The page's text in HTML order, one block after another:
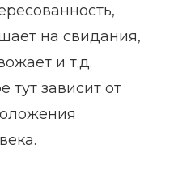
на свидания,
и т.д.
тут зависит от